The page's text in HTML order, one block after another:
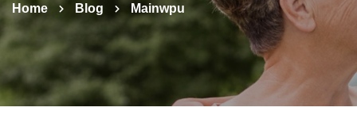
Home Blog Mainwpu